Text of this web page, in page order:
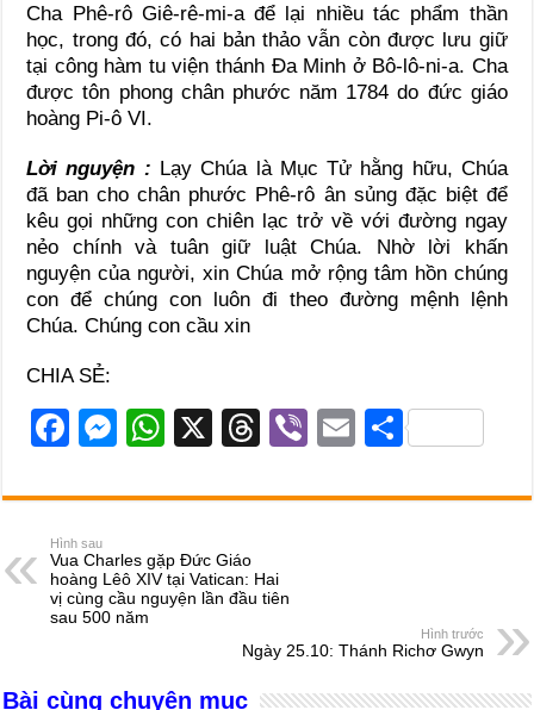
Cha Phê-rô Giê-rê-mi-a để lại nhiều tác phẩm thần
học, trong đó, có hai bản thảo vẫn còn được lưu giữ
tại công hàm tu viện thánh Ða Minh ở Bô-lô-ni-a. Cha
được tôn phong chân phước năm 1784 do đức giáo
hoàng Pi-ô VI.
Lời nguyện : Lạy Chúa là Mục Tử hằng hữu, Chúa
đã ban cho chân phước Phê-rô ân sủng đặc biệt để
kêu gọi những con chiên lạc trở về với đường ngay
nẻo chính và tuân giữ luật Chúa. Nhờ lời khấn
nguyện của người, xin Chúa mở rộng tâm hồn chúng
con để chúng con luôn đi theo đường mệnh lệnh
Chúa. Chúng con cầu xin
CHIA SẺ:
F
c
e
b
o
k
M
ss
n
g
W
at
A
p
X
T
e
d
s
Vi
er
E
ail
S
ar
Hình sau
Vua Charles gặp Đức Giáo
hoàng Lêô XIV tại Vatican: Hai
vị cùng cầu nguyện lần đầu tiên
sau 500 năm
Hình trước
Ngày 25.10: Thánh Richơ Gwyn
Bài cùng chuyên mục